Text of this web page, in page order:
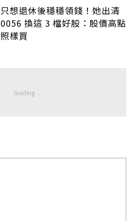
只想退休後穩穩領錢！她出清
0056 換這 3 檔好股：股價高點
照樣買